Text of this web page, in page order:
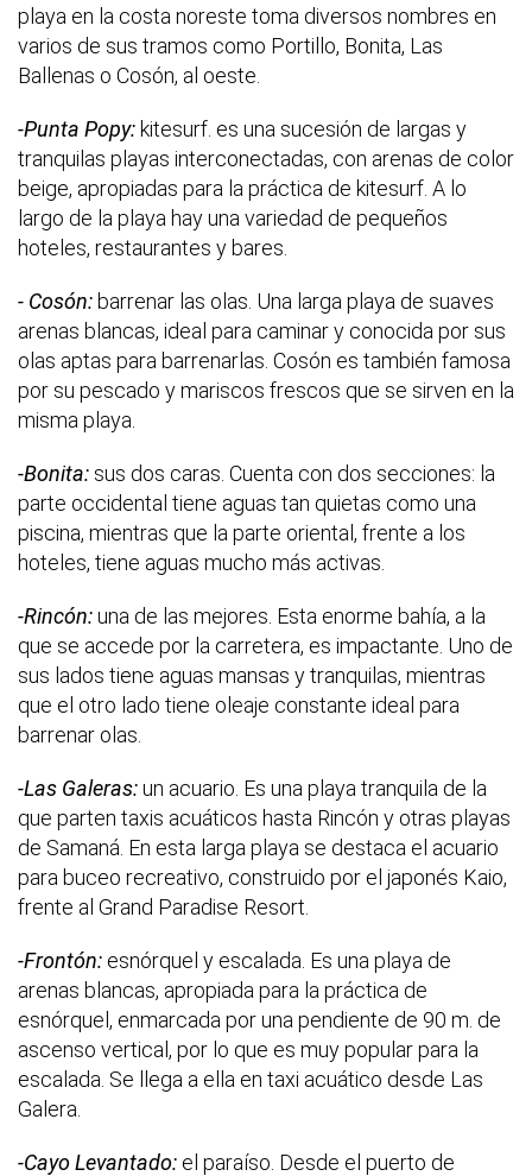
playa en la costa noreste toma diversos nombres en
varios de sus tramos como Portillo, Bonita, Las
Ballenas o Cosón, al oeste.
-Punta Popy:kitesurf. es una sucesión de largas y
tranquilas playas interconectadas, con arenas de color
beige, apropiadas para la práctica de kitesurf. A lo
largo de la playa hay una variedad de pequeños
hoteles, restaurantes y bares.
- Cosón:barrenar las olas. Una larga playa de suaves
arenas blancas, ideal para caminar y conocida por sus
olas aptas para barrenarlas. Cosón es también famosa
por su pescado y mariscos frescos que se sirven en la
misma playa.
-Bonita: sus dos caras. Cuenta con dos secciones: la
parte occidental tiene aguas tan quietas como una
piscina, mientras que la parte oriental, frente a los
hoteles, tiene aguas mucho más activas.
-Rincón:una de las mejores. Esta enorme bahía, a la
que se accede por la carretera, es impactante. Uno de
sus lados tiene aguas mansas y tranquilas, mientras
que el otro lado tiene oleaje constante ideal para
barrenar olas.
-Las Galeras:un acuario. Es una playa tranquila de la
que parten taxis acuáticos hasta Rincón y otras playas
de Samaná. En esta larga playa se destaca el acuario
para buceo recreativo, construido por el japonés Kaio,
frente al Grand Paradise Resort.
-Frontón: esnórquel y escalada. Es una playa de
arenas blancas, apropiada para la práctica de
esnórquel, enmarcada por una pendiente de 90 m. de
ascenso vertical, por lo que es muy popular para la
escalada. Se llega a ella en taxi acuático desde Las
Galera.
-Cayo Levantado: el paraíso. Desde el puerto de